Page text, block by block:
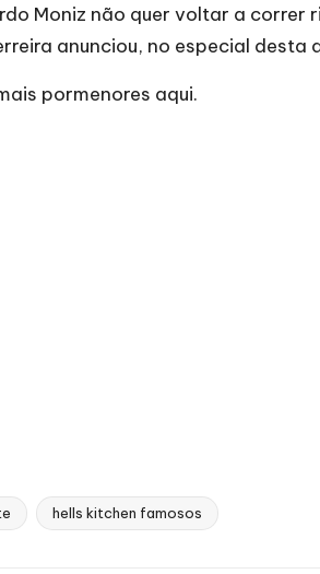
Moniz não quer voltar a correr
anunciou, no especial
pormenores aqui.
hells kitchen famosos